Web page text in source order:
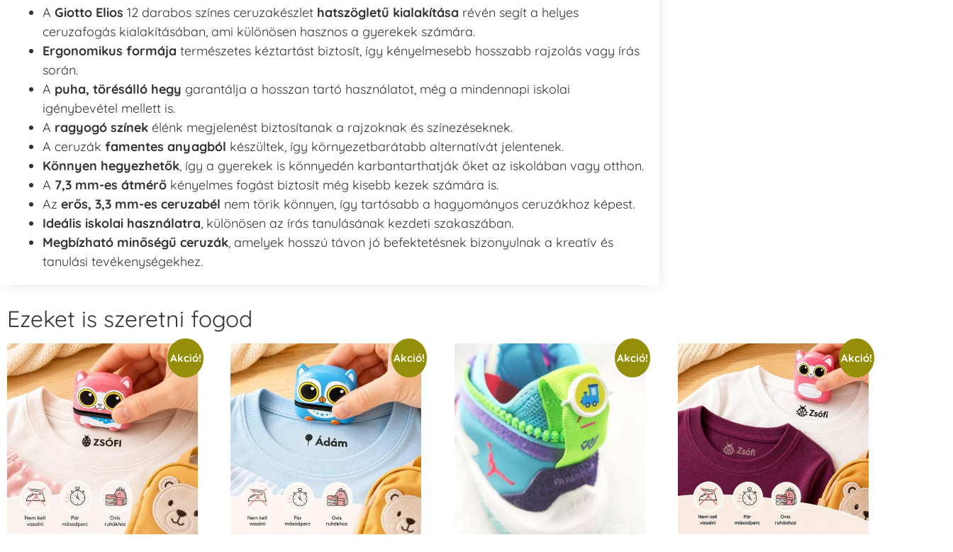
A Giotto Elios 12 darabos színes ceruzakészlet hatszögletű kialakítása révén segít a helyes
ceruzafogás kialakításában, ami különösen hasznos a gyerekek számára.
Ergonomikus formája természetes kéztartást biztosít, így kényelmesebb hosszabb rajzolás vagy írás
során.
A puha, törésálló hegy garantálja a hosszan tartó használatot, még a mindennapi iskolai
igénybevétel mellett is.
A ragyogó színek élénk megjelenést biztosítanak a rajzoknak és színezéseknek.
A ceruzák famentes anyagból készültek, így környezetbarátabb alternatívát jelentenek.
Könnyen hegyezhetők, így a gyerekek is könnyedén karbantarthatják őket az iskolában vagy otthon.
A 7,3 mm-es átmérő kényelmes fogást biztosít még kisebb kezek számára is.
Az erős, 3,3 mm-es ceruzabél nem törik könnyen, így tartósabb a hagyományos ceruzákhoz képest.
Ideális iskolai használatra, különösen az írás tanulásának kezdeti szakaszában.
Megbízható minőségű ceruzák, amelyek hosszú távon jó befektetésnek bizonyulnak a kreatív és
tanulási tevékenységekhez.
Ezeket is szeretni fogod
Akció! Akció! Akció! Akció!